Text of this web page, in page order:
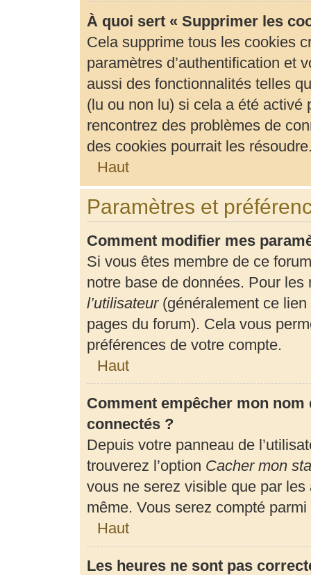
À quoi sert « Supprimer les
Cela supprime tous les cookies
paramètres d’authentification et
aussi des fonctionnalités telles
(lu ou non lu) si cela a été activé
rencontrez des problèmes de
des cookies pourrait les
Haut
Paramètres et
Comment modifier mes
Si vous êtes membre de ce
notre base de données. Pour
l’utilisateur(généralement ce lien
pages du forum). Cela vous
préférences de votre compte.
Haut
Comment empêcher mon
connectés ?
Depuis votre panneau de
trouverez l’option Cacher mon
vous ne serez visible que par
même. Vous serez compté
Haut
Les heures ne sont pas